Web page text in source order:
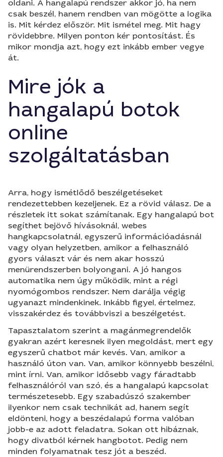
oldani. A hangalapú rendszer akkor jó, ha nem
csak beszél, hanem rendben van mögötte a logika
is. Mit kérdez először. Mit ismétel meg. Mit hagy
rövidebbre. Milyen ponton kér pontosítást. És
mikor mondja azt, hogy ezt inkább ember vegye
át.
Mire jók a
hangalapú botok
online
szolgáltatásban
Arra, hogy ismétlődő beszélgetéseket
rendezettebben kezeljenek. Ez a rövid válasz. De a
részletek itt sokat számítanak. Egy hangalapú bot
segíthet bejövő hívásoknál, webes
hangkapcsolatnál, egyszerű információadásnál
vagy olyan helyzetben, amikor a felhasználó
gyors választ vár és nem akar hosszú
menürendszerben bolyongani. A jó hangos
automatika nem úgy működik, mint a régi
nyomógombos rendszer. Nem darálja végig
ugyanazt mindenkinek. Inkább figyel, értelmez,
visszakérdez és továbbviszi a beszélgetést.
Tapasztalatom szerint a magánmegrendelők
gyakran azért keresnek ilyen megoldást, mert egy
egyszerű chatbot már kevés. Van, amikor a
használó úton van. Van, amikor könnyebb beszélni,
mint írni. Van, amikor idősebb vagy fáradtabb
felhasználóról van szó, és a hangalapú kapcsolat
természetesebb. Egy szabadúszó szakember
ilyenkor nem csak technikát ad, hanem segít
eldönteni, hogy a beszédalapú forma valóban
jobb-e az adott feladatra. Sokan ott hibáznak,
hogy divatból kérnek hangbotot. Pedig nem
minden folyamatnak tesz jót a beszéd.